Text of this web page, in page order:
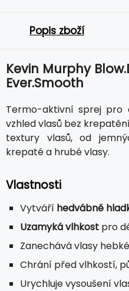
Popis zboží
Kevin Murphy
Ever.Smooth
Termo-aktivní sprej pro
vzhled vlasů bez
textury vlasů, od
krepaté a hrubé vlasy.
Vlastnosti
Vytváří hedvábně
Uzamyká vlhkost pro
Zanechává vlasy
Chrání před vlhkostí,
Urychluje vysoušení